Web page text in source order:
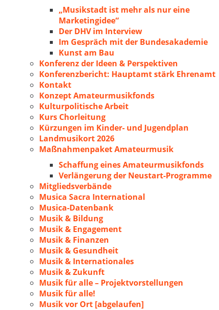
„Musikstadt ist mehr als nur eine
Marketingidee“
Der DHV im Interview
Im Gespräch mit der Bundesakademie
Kunst am Bau
Konferenz der Ideen & Perspektiven
Konferenzbericht: Hauptamt stärk Ehrenamt
Kontakt
Konzept Amateurmusikfonds
Kulturpolitische Arbeit
Kurs Chorleitung
Kürzungen im Kinder- und Jugendplan
Landmusikort 2026
Maßnahmenpaket Amateurmusik
Schaffung eines Amateurmusikfonds
Verlängerung der Neustart-Programme
Mitgliedsverbände
Musica Sacra International
Musica-Datenbank
Musik & Bildung
Musik & Engagement
Musik & Finanzen
Musik & Gesundheit
Musik & Internationales
Musik & Zukunft
Musik für alle – Projektvorstellungen
Musik für alle!
Musik vor Ort [abgelaufen]